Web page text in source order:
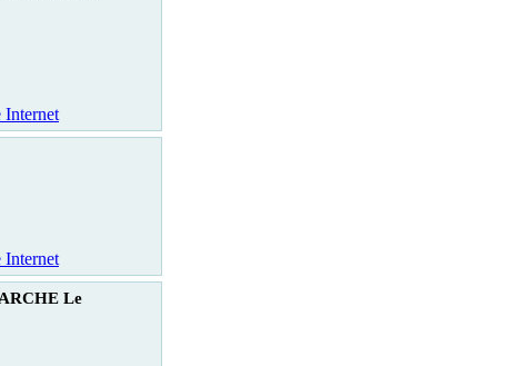
Internet
Internet
Le